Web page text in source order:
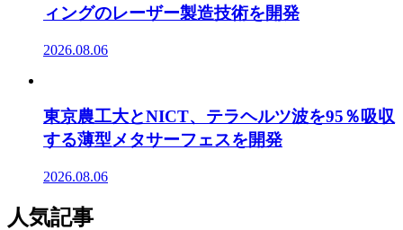
ィングのレーザー製造技術を開発
2026.08.06
東京農工大とNICT、テラヘルツ波を95％吸収
する薄型メタサーフェスを開発
2026.08.06
人気記事